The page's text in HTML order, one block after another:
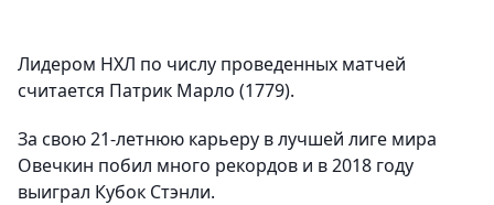
Лидером НХЛ по числу проведенных матчей
считается Патрик Марло (1779).
За свою 21-летнюю карьеру в лучшей лиге мира
Овечкин побил много рекордов и в 2018 году
выиграл Кубок Стэнли.